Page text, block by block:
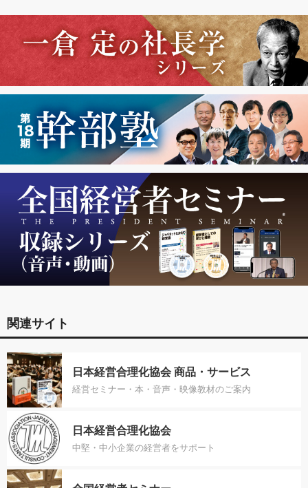
関連サイト
日本経営合理化協会 商品・サービス
経営セミナー・本・音声・映像教材のご案内
日本経営合理化協会
中堅・中小企業の経営者をサポート